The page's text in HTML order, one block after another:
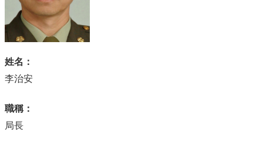
區
民
服
資
姓名：
李治安
職稱：
局長